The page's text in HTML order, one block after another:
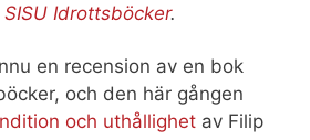
SISU Idrottsböcker.
en recension av en bok
och den här gången
och uthållighet av Filip